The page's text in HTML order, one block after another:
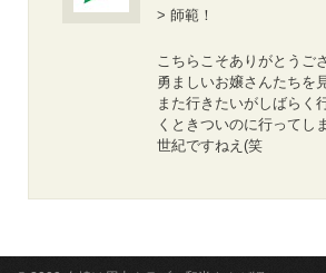
> 師範！
こちらこそありがとうご
勇ましいお嬢さんたちを
また行きたいがしばらく
くときついのに行ってし
世紀ですねえ(笑